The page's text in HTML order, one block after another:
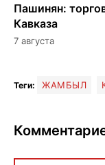
Пашинян:
Кавказа
7 августа
Теги: ЖАМБЫЛ